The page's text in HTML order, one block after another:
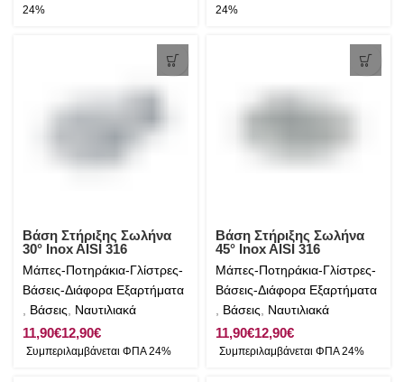
Βάση Στήριξης Σωλήνα
30° Inox AISI 316
Μάπες-Ποτηράκια-Γλίστρες-
Βάσεις-Διάφορα Εξαρτήματα
Βάσεις Ναυτιλιακά
€ €
Βάση Στήριξης Σωλήνα
45° Inox AISI 316
Μάπες-Ποτηράκια-Γλίστρες-
Βάσεις-Διάφορα Εξαρτήματα
Βάσεις Ναυτιλιακά
€ €